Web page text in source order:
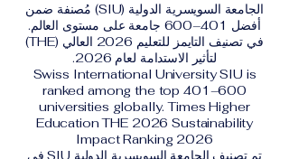
الجامعة السويسرية الدولية (SIU) مُصنفة ضمن
أفضل 401–600 جامعة على مستوى العالم.
في تصنيف التايمز للتعليم 2026 العالي (THE)
لتأثير الاستدامة لعام 2026.
Swiss International University SIU is
ranked among the top 401–600
universities globally. Times Higher
Education THE 2026 Sustainability
Impact Ranking 2026
تم تصنيف الجامعة السويسرية الدولية SIU في